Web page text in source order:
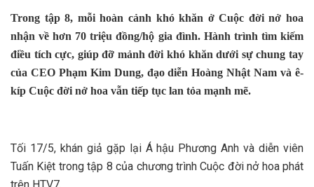
Trong tập 8, mỗi hoàn cảnh khó khăn ở Cuộc đời nở hoa
nhận về hơn 70 triệu đồng/hộ gia đình. Hành trình tìm kiếm
điều tích cực, giúp đỡ mảnh đời khó khăn dưới sự chung tay
của CEO Phạm Kim Dung, đạo diễn Hoàng Nhật Nam và ê-
kíp Cuộc đời nở hoa vẫn tiếp tục lan tỏa mạnh mẽ.
Tối 17/5, khán giả gặp lại Á hậu Phương Anh và diễn viên
Tuấn Kiệt trong tập 8 của chương trình Cuộc đời nở hoa phát